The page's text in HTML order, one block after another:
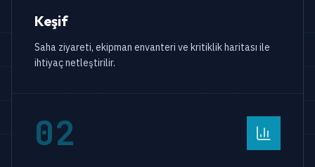
Keşif
Saha ziyareti, ekipman envanteri ve kritiklik haritası ile
ihtiyaç netleştirilir.
02